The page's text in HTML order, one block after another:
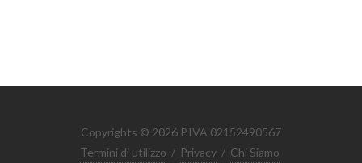
Copyrights © 2026 P.IVA 02152490567
Termini di utilizzo / Privacy / Chi Siamo